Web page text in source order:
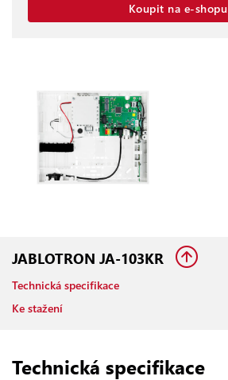
Koupit na e-shopu
JABLOTRON JA-103KR
Technická specifikace
Ke stažení
Technická specifikace